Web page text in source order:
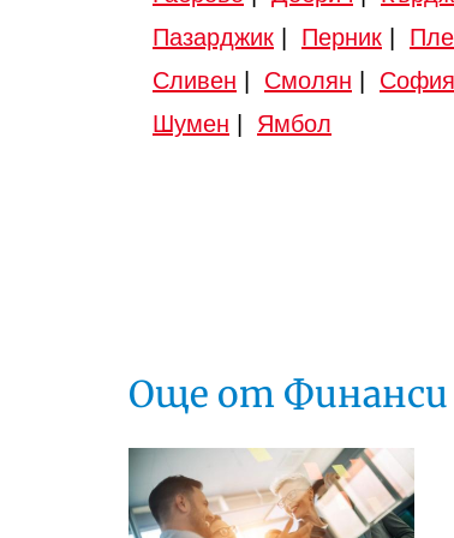
Пазарджик
Перник
Сливен
Смолян София
Шумен
Ямбол
Още от Финанси